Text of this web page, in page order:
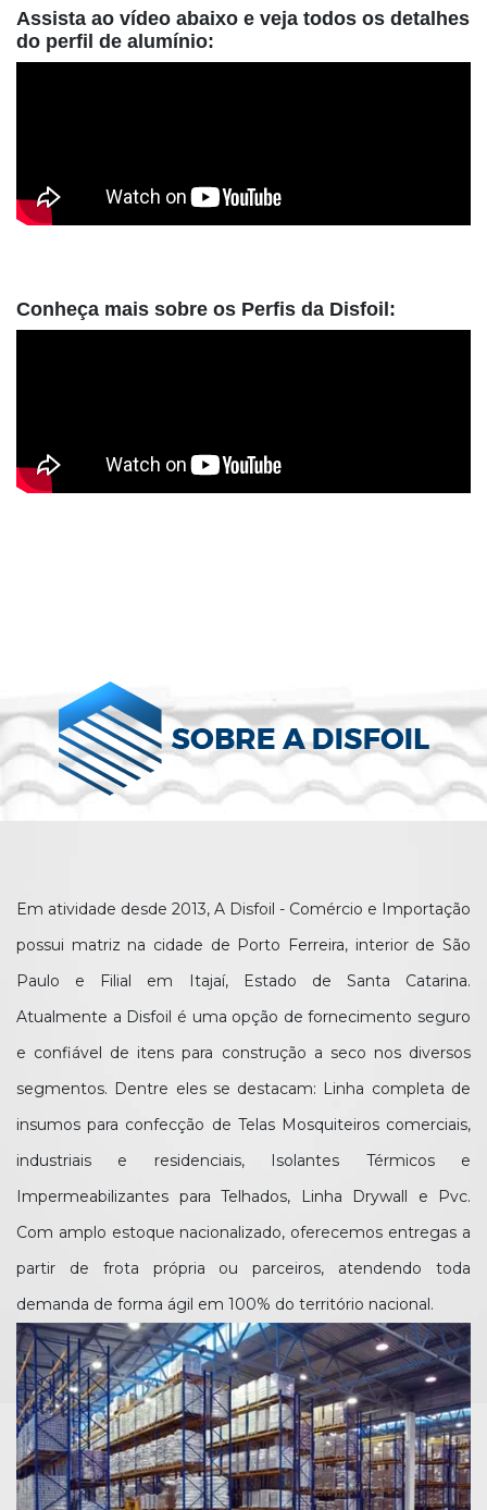
Assista ao vídeo abaixo e veja todos os detalhes
do perfil de alumínio:
Conheça mais sobre os Perfis da Disfoil:
Em atividade desde 2013, A Disfoil - Comércio e Importação
possui matriz na cidade de Porto Ferreira, interior de São
Paulo e Filial em Itajaí, Estado de Santa Catarina.
Atualmente a Disfoil é uma opção de fornecimento seguro
e confiável de itens para construção a seco nos diversos
segmentos. Dentre eles se destacam: Linha completa de
insumos para confecção de Telas Mosquiteiros comerciais,
industriais e residenciais, Isolantes Térmicos e
Impermeabilizantes para Telhados, Linha Drywall e Pvc.
Com amplo estoque nacionalizado, oferecemos entregas a
partir de frota própria ou parceiros, atendendo toda
demanda de forma ágil em 100% do território nacional.